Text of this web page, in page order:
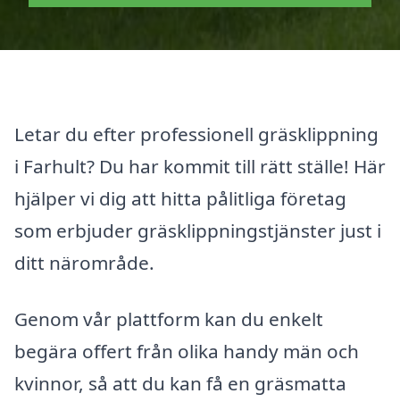
Letar du efter professionell gräsklippning
i Farhult? Du har kommit till rätt ställe! Här
hjälper vi dig att hitta pålitliga företag
som erbjuder gräsklippningstjänster just i
ditt närområde.
Genom vår plattform kan du enkelt
begära offert från olika handy män och
kvinnor, så att du kan få en gräsmatta